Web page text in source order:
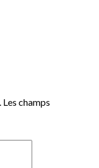
Les champs